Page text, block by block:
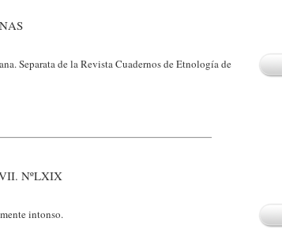
Separata de la Revista Cuadernos de Etnología de
NºLXIX
intonso.